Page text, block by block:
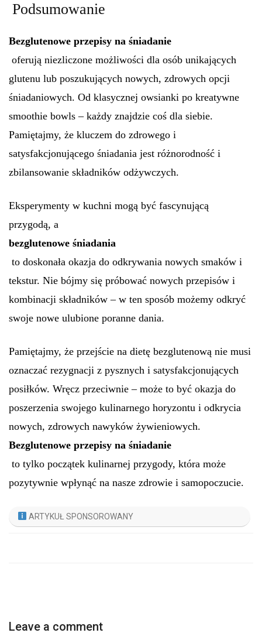
Podsumowanie
Bezglutenowe przepisy na śniadanie
oferują niezliczone możliwości dla osób unikających
glutenu lub poszukujących nowych, zdrowych opcji
śniadaniowych. Od klasycznej owsianki po kreatywne
smoothie bowls – każdy znajdzie coś dla siebie.
Pamiętajmy, że kluczem do zdrowego i
satysfakcjonującego śniadania jest różnorodność i
zbilansowanie składników odżywczych.
Eksperymenty w kuchni mogą być fascynującą
przygodą, a
bezglutenowe śniadania
to doskonała okazja do odkrywania nowych smaków i
tekstur. Nie bójmy się próbować nowych przepisów i
kombinacji składników – w ten sposób możemy odkryć
swoje nowe ulubione poranne dania.
Pamiętajmy, że przejście na dietę bezglutenową nie musi
oznaczać rezygnacji z pysznych i satysfakcjonujących
posiłków. Wręcz przeciwnie – może to być okazja do
poszerzenia swojego kulinarnego horyzontu i odkrycia
nowych, zdrowych nawyków żywieniowych.
Bezglutenowe przepisy na śniadanie
to tylko początek kulinarnej przygody, która może
pozytywnie wpłynąć na nasze zdrowie i samopoczucie.
ARTYKUŁ SPONSOROWANY
Leave a comment